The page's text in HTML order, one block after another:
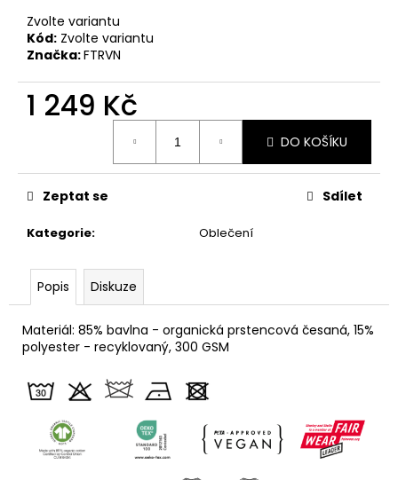
Zvolte variantu
Kód: Zvolte variantu
Značka:FTRVN
1 249 Kč
DO KOŠÍKU
Kategorie: Oblečení
Zeptat se Sdílet
Popis Diskuze
Materiál: 85% bavlna - organická prstencová česaná, 15%
polyester - recyklovaný, 300 GSM